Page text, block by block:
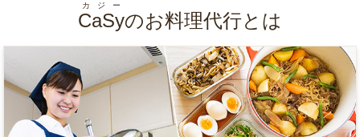
CaSy
カジー
のお料理代行とは